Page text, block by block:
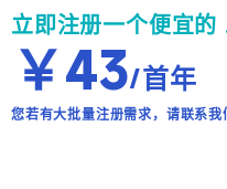
立即注册一个便宜的
￥43/首年
您若有大批量注册需求，请联系我